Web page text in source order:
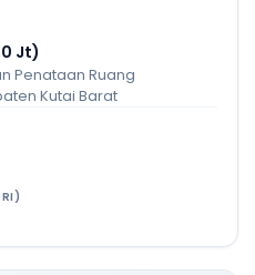
Jt)
Penataan Ruang
Kutai Barat